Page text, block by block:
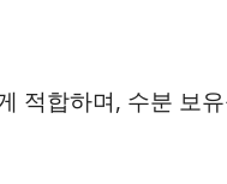
적합하며, 수분 보